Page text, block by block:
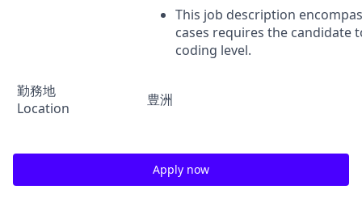
This job description
cases requires the candidate
coding level.
勤務地
Location
豊洲
Apply now